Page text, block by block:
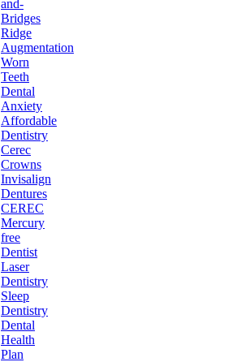
and-
Bridges
Ridge
Augmentation
Worn
Teeth
Dental
Anxiety
Affordable
Dentistry
Cerec
Crowns
Invisalign
Dentures
CEREC
Mercury
free
Dentist
Laser
Dentistry
Sleep
Dentistry
Dental
Health
Plan